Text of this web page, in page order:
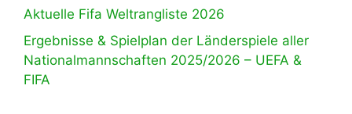
Aktuelle Fifa Weltrangliste 2026
Ergebnisse & Spielplan der Länderspiele aller
Nationalmannschaften 2025/2026 – UEFA &
FIFA